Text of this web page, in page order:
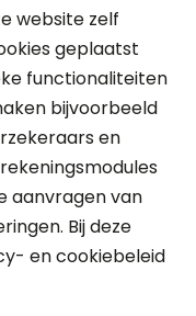
website zelf
geplaatst
functionaliteiten
bijvoorbeeld
en
aanvragen van
Bij deze
en cookiebeleid